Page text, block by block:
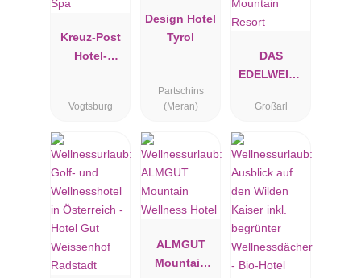
Kreuz-Post
Hotel-
Vogtsburg
Design Hotel
Tyrol
Partschins
(Meran)
DAS
EDELWEISS
Mountain
Großarl
ALMGUT
Mountain